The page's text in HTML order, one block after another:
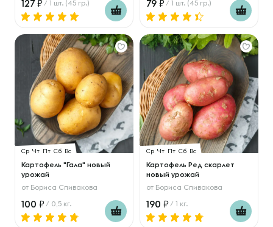
127 / 1 шт. (45 гр.) 79 / 1 шт. (45 гр.)
Ср Чт Пт Сб Вс
Картофель "Гала" новый
урожай
от Бориса Спивакова
100 / 0,5 кг.
Ср Чт Пт Сб Вс
Картофель Ред скарлет
новый урожай
от Бориса Спивакова
190 / 1 кг.